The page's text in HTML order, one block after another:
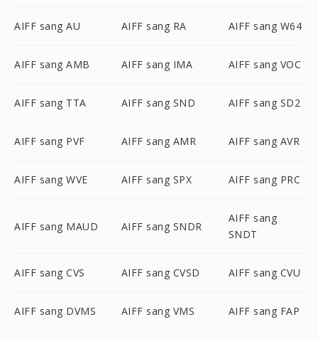
AIFF sang AU AIFF sang RA AIFF sang W64
AIFF sang AMB AIFF sang IMA AIFF sang VOC
AIFF sang TTA AIFF sang SND AIFF sang SD2
AIFF sang PVF AIFF sang AMR AIFF sang AVR
AIFF sang WVE AIFF sang SPX AIFF sang PRC
AIFF sang MAUD AIFF sang SNDR
AIFF sang
SNDT
AIFF sang CVS AIFF sang CVSD AIFF sang CVU
AIFF sang DVMS AIFF sang VMS AIFF sang FAP